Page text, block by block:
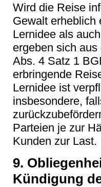
Wird die Reise
Gewalt erheblich
Lernidee als
ergeben sich
Abs. 4 Satz 1
erbringende
Lernidee ist
insbesondere,
Parteien je zur
Kunden zur Last.
9.
Kündigung